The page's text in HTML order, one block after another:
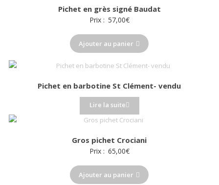
Pichet en grès signé Baudat
Prix : 57,00€
Ajouter au panier
Pichet en barbotine St Clément- vendu
Lire la suite
Gros pichet Crociani
Prix : 65,00€
Ajouter au panier